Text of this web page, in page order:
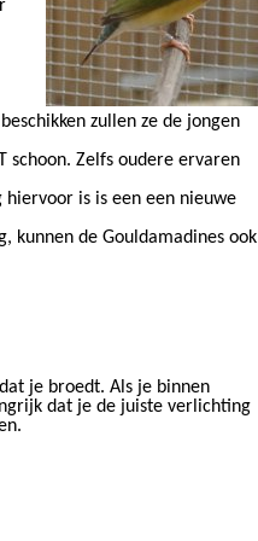
zullen ze de jongen
schoon. Zelfs oudere ervaren
hiervoor is is een een nieuwe
kunnen de Gouldamadines ook
je broedt. Als je binnen
dat je de juiste verlichting